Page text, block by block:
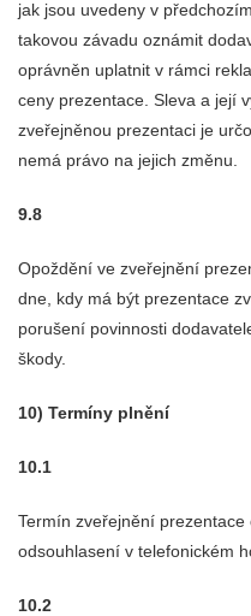
jak jsou uvedeny v
takovou závadu oznámit
oprávněn uplatnit v rámci
ceny prezentace. Sleva a její
zveřejněnou prezentaci je
nemá právo na jejich změnu.
9.8
Opoždění ve zveřejnění
dne, kdy má být prezentace
porušení povinnosti
škody.
10) Termíny plnění
10.1
Termín zveřejnění
odsouhlasení v telefonickém
10.2